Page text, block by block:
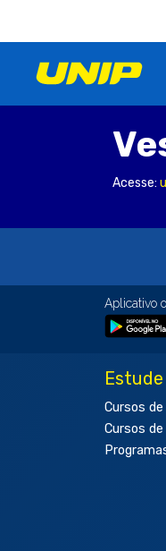
Acesse:
Aplicativo
Cursos
Cursos